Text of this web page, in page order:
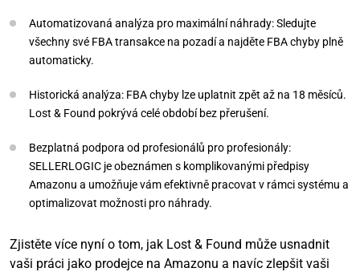
Automatizovaná analýza pro maximální náhrady: Sledujte
všechny své FBA transakce na pozadí a najděte FBA chyby plně
automaticky.
Historická analýza: FBA chyby lze uplatnit zpět až na 18 měsíců.
Lost & Found pokrývá celé období bez přerušení.
Bezplatná podpora od profesionálů pro profesionály:
SELLERLOGIC je obeznámen s komplikovanými předpisy
Amazonu a umožňuje vám efektivně pracovat v rámci systému a
optimalizovat možnosti pro náhrady.
Zjistěte více nyní o tom, jak Lost & Found může usnadnit
vaši práci jako prodejce na Amazonu a navíc zlepšit vaši